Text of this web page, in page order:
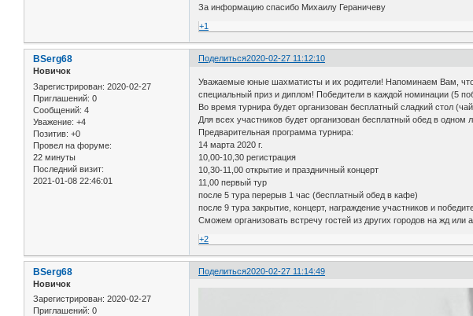
За информацию спасибо Михаилу Гераничеву
+1
Поделиться2020-02-27 11:12:10
BSerg68
Новичок
Зарегистрирован: 2020-02-27
Приглашений: 0
Сообщений: 4
Уважение: +4
Позитив: +0
Провел на форуме:
22 минуты
Последний визит:
2021-01-08 22:46:01
Уважаемые юные шахматисты и их родители! Напоминаем Вам, что
специальный приз и диплом! Победители в каждой номинации (5
Во время турнира будет организован бесплатный сладкий стол
Для всех участников будет организован бесплатный обед в одном
Предварительная программа турнира:
14 марта 2020 г.
10,00-10,30 регистрация
10,30-11,00 открытие и праздничный концерт
11,00 первый тур
после 5 тура перерыв 1 час (бесплатный обед в кафе)
после 9 тура закрытие, концерт, награждение участников и
Сможем организовать встречу гостей из других городов на жд или
+2
Поделиться2020-02-27 11:14:49
BSerg68
Новичок
Зарегистрирован: 2020-02-27
Приглашений: 0